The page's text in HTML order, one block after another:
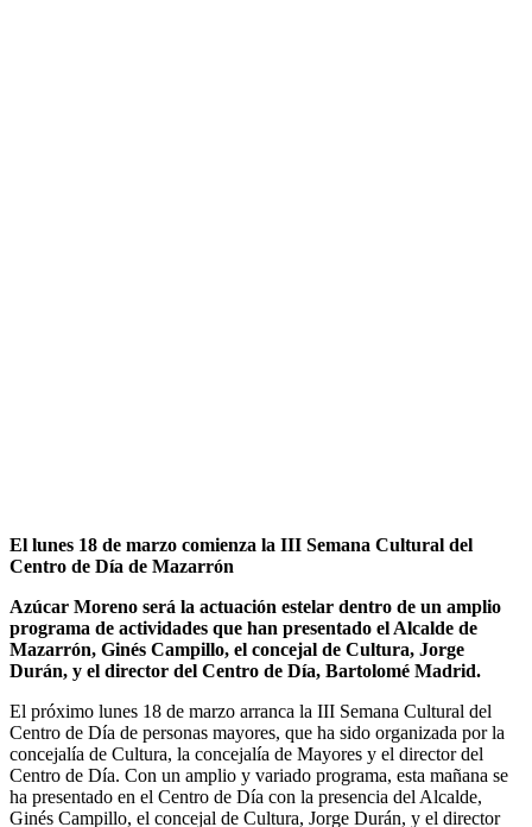
El lunes 18 de marzo comienza la III Semana Cultural del
Centro de Día de Mazarrón
Azúcar Moreno será la actuación estelar dentro de un amplio
programa de actividades que han presentado el Alcalde de
Mazarrón, Ginés Campillo, el concejal de Cultura, Jorge
Durán, y el director del Centro de Día, Bartolomé Madrid.
El próximo lunes 18 de marzo arranca la III Semana Cultural del
Centro de Día de personas mayores, que ha sido organizada por la
concejalía de Cultura, la concejalía de Mayores y el director del
Centro de Día. Con un amplio y variado programa, esta mañana se
ha presentado en el Centro de Día con la presencia del Alcalde,
Ginés Campillo, el concejal de Cultura, Jorge Durán, y el director